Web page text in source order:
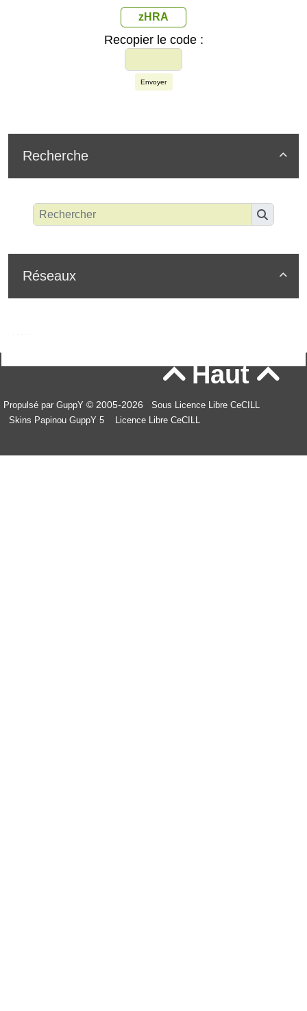
zHRA
Recopier le code :
Envoyer

Recherche

Réseaux
Haut
Propulsé par GuppY © 2005-2026
Sous Licence Libre CeCILL
Skins Papinou GuppY 5
Licence Libre CeCILL